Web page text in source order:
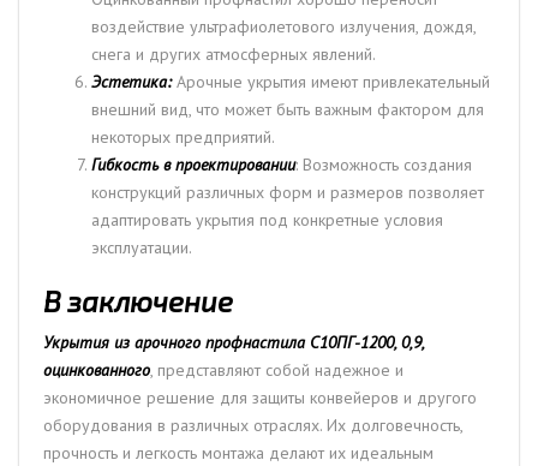
воздействие ультрафиолетового излучения, дождя,
снега и других атмосферных явлений.
Эстетика: Арочные укрытия имеют привлекательный
внешний вид, что может быть важным фактором для
некоторых предприятий.
Гибкость в проектировании: Возможность создания
конструкций различных форм и размеров позволяет
адаптировать укрытия под конкретные условия
эксплуатации.
В заключение
Укрытия из арочного профнастила С10ПГ-1200, 0,9,
оцинкованного, представляют собой надежное и
экономичное решение для защиты конвейеров и другого
оборудования в различных отраслях. Их долговечность,
прочность и легкость монтажа делают их идеальным